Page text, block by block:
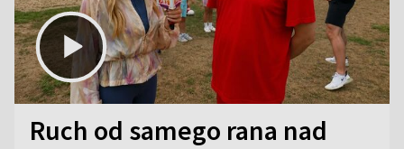
Ruch od samego rana nad